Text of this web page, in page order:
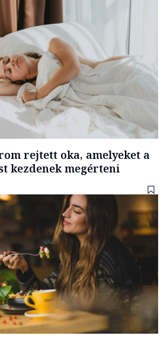
rejtett oka, amelyeket a
kezdenek megérteni